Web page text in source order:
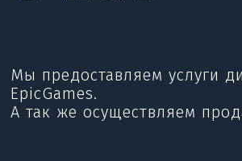
Мы предоставляем услуги
EpicGames.
А так же осуществляем